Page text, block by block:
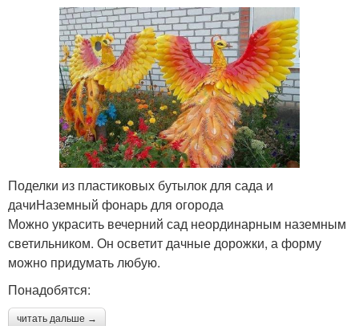
Поделки из пластиковых бутылок для сада и
дачиНаземный фонарь для огорода
Можно украсить вечерний сад неординарным наземным
светильником. Он осветит дачные дорожки, а форму
можно придумать любую.
Понадобятся:
читать дальше →